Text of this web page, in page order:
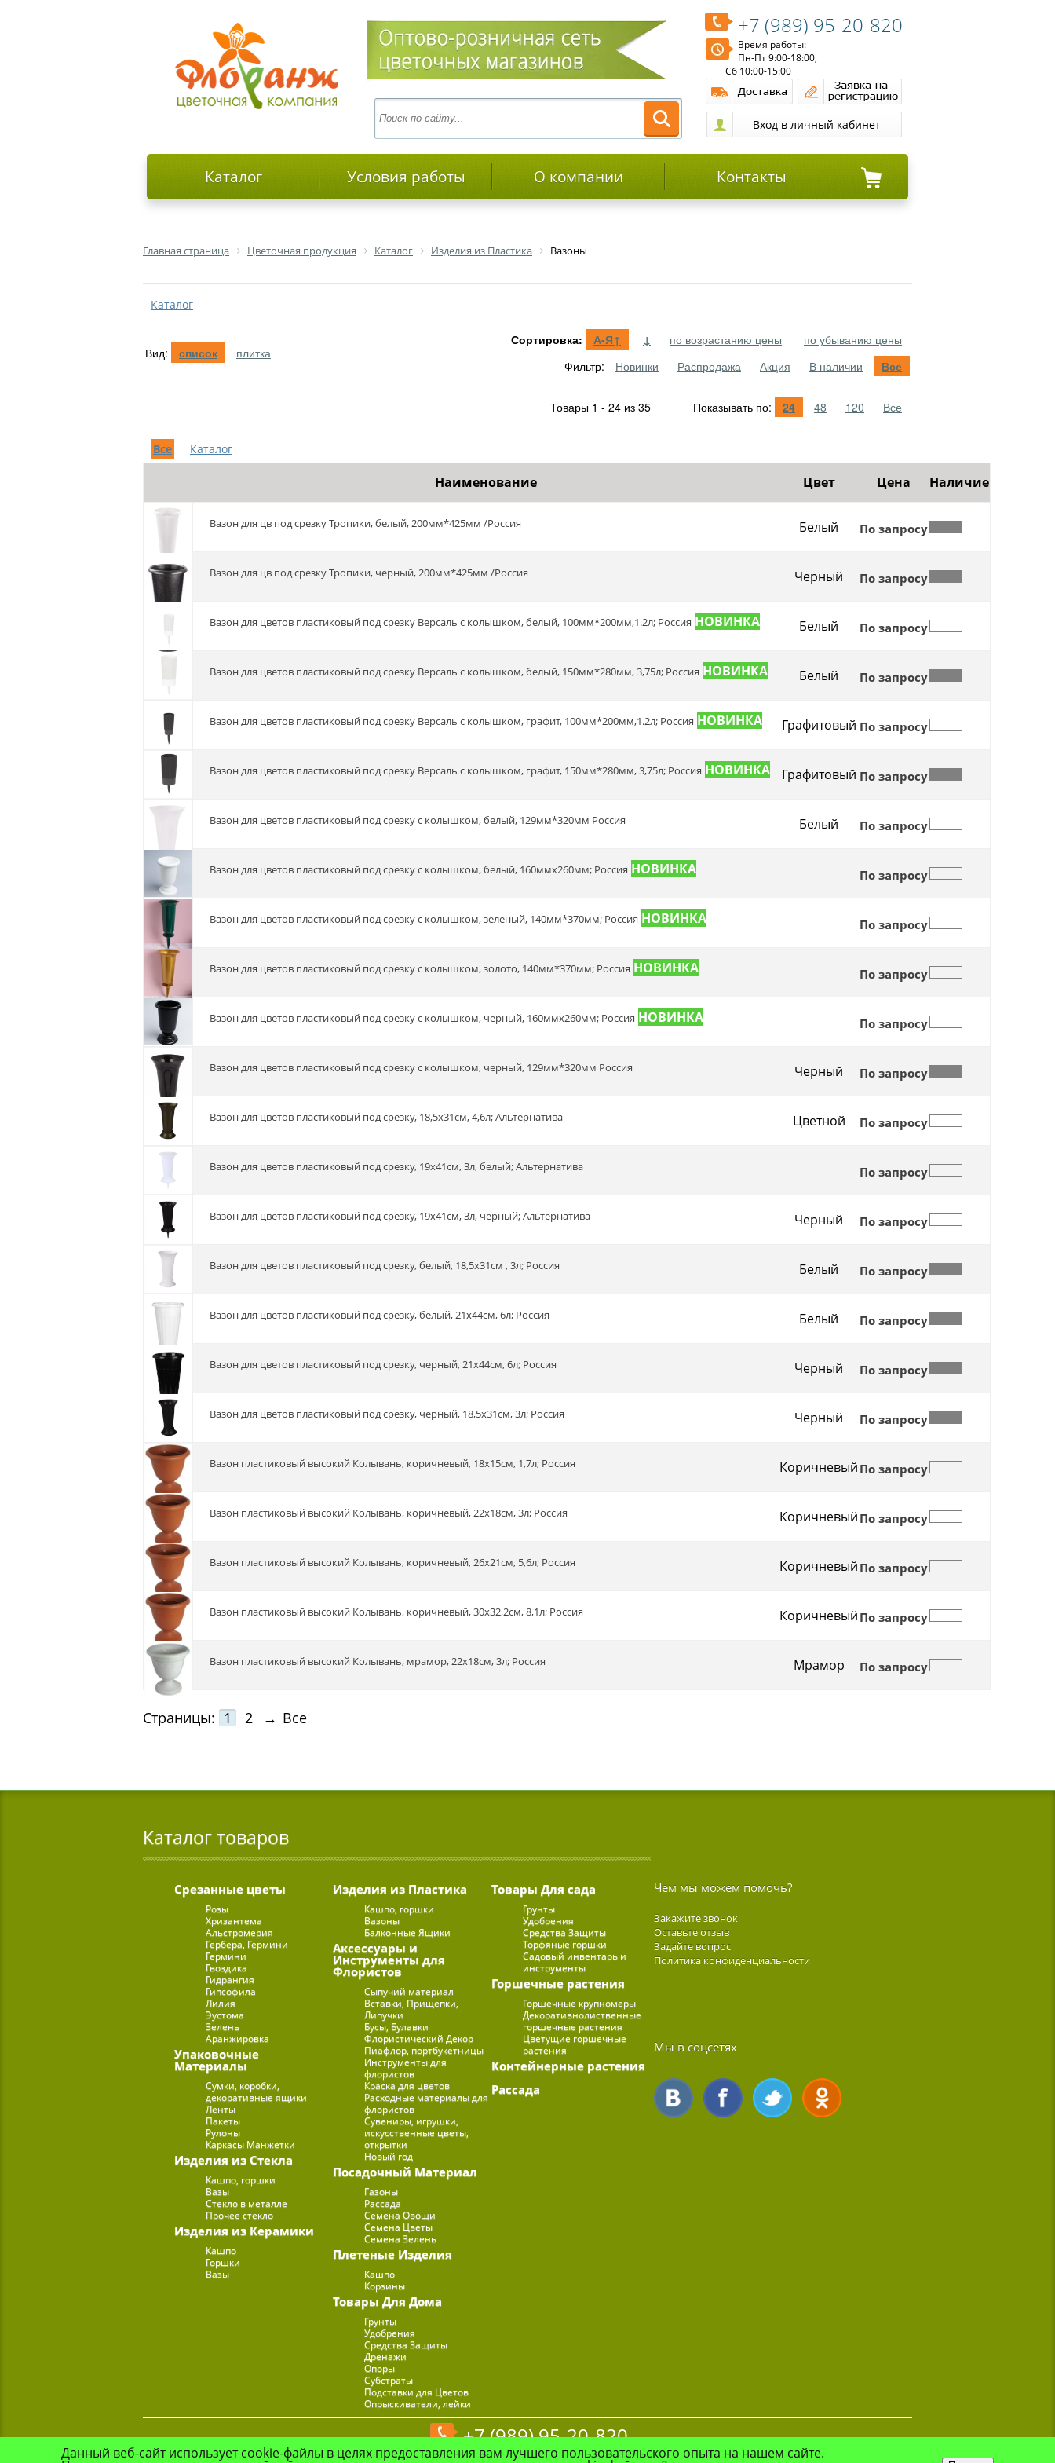
+7 (989) 95-20-820
Время работы:
Пн-Пт 9:00-18:00,
Сб 10:00-15:00
Каталог Условия работы О компании Контакты
Главная страница Цветочная продукция Каталог Изделия из Пластика Вазоны
Каталог
Вид: список плитка
Сортировка: А-Я↑ ↓ по возрастанию цены
по убыванию цены
Фильтр:
Новинки Распродажа Акция В наличии Все
Товары 1 - 24 из 35 Показывать по: 24 48 120 Все
Все Каталог
Наименование Цвет Цена Наличие
Вазон для цв под срезку Тропики, белый, 200мм*425мм /Россия Белый По запросу
Вазон для цв под срезку Тропики, черный, 200мм*425мм /Россия Черный По запросу
Вазон для цветов пластиковый под срезку Версаль с колышком, белый, 100мм*200мм,1.2л; Россия Белый По запросу
Вазон для цветов пластиковый под срезку Версаль с колышком, белый, 150мм*280мм, 3,75л; Россия Белый По запросу
Вазон для цветов пластиковый под срезку Версаль с колышком, графит, 100мм*200мм,1.2л; Россия Графитовый По запросу
Вазон для цветов пластиковый под срезку Версаль с колышком, графит, 150мм*280мм, 3,75л; Россия Графитовый По запросу
Вазон для цветов пластиковый под срезку с колышком, белый, 129мм*320мм Россия Белый По запросу
Вазон для цветов пластиковый под срезку с колышком, белый, 160ммх260мм; Россия По запросу
Вазон для цветов пластиковый под срезку с колышком, зеленый, 140мм*370мм; Россия По запросу
Вазон для цветов пластиковый под срезку с колышком, золото, 140мм*370мм; Россия По запросу
Вазон для цветов пластиковый под срезку с колышком, черный, 160ммх260мм; Россия По запросу
Вазон для цветов пластиковый под срезку с колышком, черный, 129мм*320мм Россия Черный По запросу
Вазон для цветов пластиковый под срезку, 18,5х31см, 4,6л; Альтернатива Цветной По запросу
Вазон для цветов пластиковый под срезку, 19х41см, 3л, белый; Альтернатива По запросу
Вазон для цветов пластиковый под срезку, 19х41см, 3л, черный; Альтернатива Черный По запросу
Вазон для цветов пластиковый под срезку, белый, 18,5х31см , 3л; Россия Белый По запросу
Вазон для цветов пластиковый под срезку, белый, 21х44см, 6л; Россия Белый По запросу
Вазон для цветов пластиковый под срезку, черный, 21х44см, 6л; Россия Черный По запросу
Вазон для цветов пластиковый под срезку, черный, 18,5х31см, 3л; Россия Черный По запросу
Вазон пластиковый высокий Колывань, коричневый, 18х15см, 1,7л; Россия Коричневый По запросу
Вазон пластиковый высокий Колывань, коричневый, 22х18см, 3л; Россия Коричневый По запросу
Вазон пластиковый высокий Колывань, коричневый, 26х21см, 5,6л; Россия Коричневый По запросу
Вазон пластиковый высокий Колывань, коричневый, 30х32,2см, 8,1л; Россия Коричневый По запросу
Вазон пластиковый высокий Колывань, мрамор, 22х18см, 3л; Россия Мрамор По запросу
Страницы: 1 2 → Все
Каталог товаров
Срезанные цветы
Розы
Хризантема
Альстромерия
Гербера, Гермини
Гермини
Гвоздика
Гидрангия
Гипсофила
Лилия
Эустома
Зелень
Аранжировка
Упаковочные
Материалы
Сумки, коробки,
декоративные ящики
Ленты
Пакеты
Рулоны
Каркасы Манжетки
Изделия из Стекла
Кашпо, горшки
Вазы
Стекло в металле
Прочее стекло
Изделия из Керамики
Кашпо
Горшки
Вазы
Изделия из Пластика
Кашпо, горшки
Вазоны
Балконные Ящики
Аксессуары и
Инструменты для
Флористов
Сыпучий материал
Вставки, Прищепки,
Липучки
Бусы, Булавки
Флористический Декор
Пиафлор, портбукетницы
Инструменты для
флористов
Краска для цветов
Расходные материалы для
флористов
Сувениры, игрушки,
искусственные цветы,
открытки
Новый год
Посадочный Материал
Газоны
Рассада
Семена Овощи
Семена Цветы
Семена Зелень
Плетеные Изделия
Кашпо
Корзины
Товары Для Дома
Грунты
Удобрения
Средства Защиты
Дренажи
Опоры
Субстраты
Подставки для Цветов
Опрыскиватели, лейки
Товары Для сада
Грунты
Удобрения
Средства Защиты
Торфяные горшки
Садовый инвентарь и
инструменты
Горшечные растения
Горшечные крупномеры
Декоративнолиственные
горшечные растения
Цветущие горшечные
растения
Контейнерные растения
Рассада
Чем мы можем помочь?
Закажите звонок
Оставьте отзыв
Задайте вопрос
Политика конфиденциальности
Мы в соцсетях
+7 (989) 95-20-820
© Цветочная Компания "Флоранж", 2026
Данный веб-сайт использует cookie-файлы в целях предоставления вам лучшего пользовательского опыта на нашем сайте.